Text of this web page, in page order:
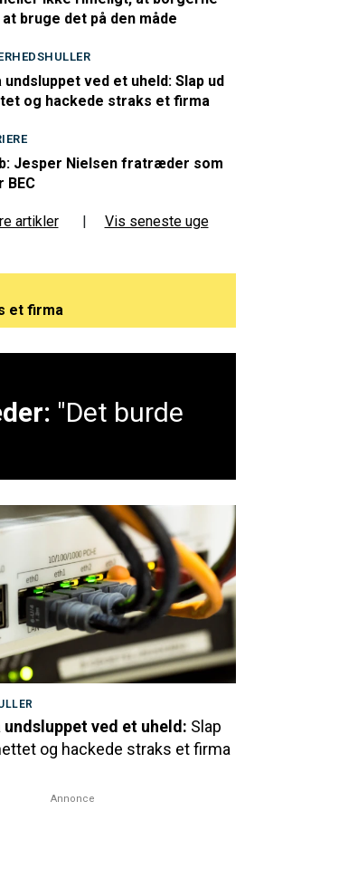
bruge det på den måde
ved et uheld: Slap ud
og hackede straks et firma
Jesper Nielsen fratræder som
artikler | Vis seneste uge
"Det burde
ved et uheld: Slap
og hackede straks et firma
Annonce